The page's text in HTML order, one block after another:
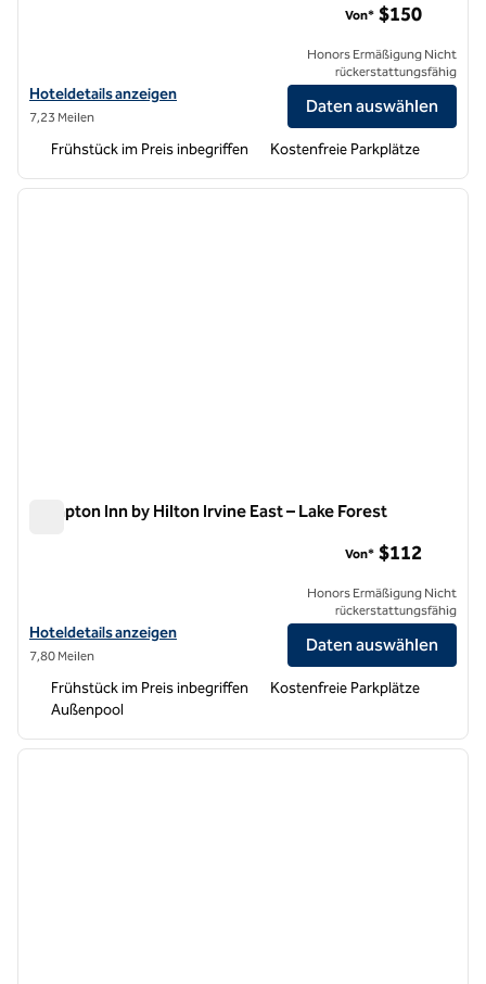
Hoteldetails für Hampton Inn by Hilton Costa Mesa Newport Beach
Hoteldetails anzeigen
7,23 Meilen
Von* $150
Honors Ermäßigung Nicht
rückerstattungsfähig
Daten auswählen
Frühstück im Preis inbegriffen Kostenfreie Parkplätze
1 von 12
Hampton Inn by Hilton Irvine East – Lake Forest
Hoteldetails für Hampton Inn by Hilton Irvine East – Lake Forest
Hoteldetails anzeigen
7,80 Meilen
Von* $112
Honors Ermäßigung Nicht
rückerstattungsfähig
Daten auswählen
Frühstück im Preis inbegriffen
Kostenfreie Parkplätze
Außenpool
1 von 11